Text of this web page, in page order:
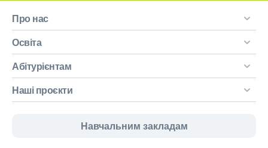
Про нас
Освіта
Абітурієнтам
Наші проєкти
Навчальним закладам